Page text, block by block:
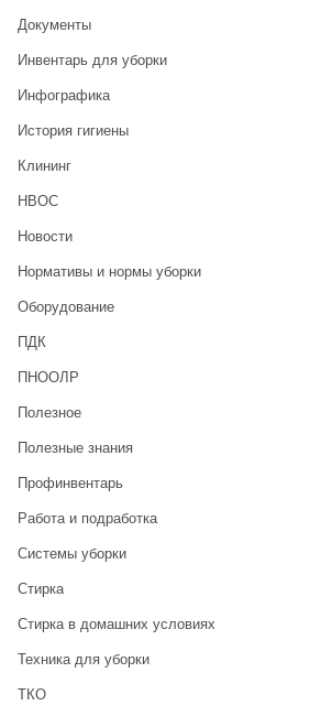
Документы
Инвентарь для уборки
Инфографика
История гигиены
Клининг
НВОС
Новости
Нормативы и нормы уборки
Оборудование
ПДК
ПНООЛР
Полезное
Полезные знания
Профинвентарь
Работа и подработка
Системы уборки
Стирка
Стирка в домашних условиях
Техника для уборки
ТКО